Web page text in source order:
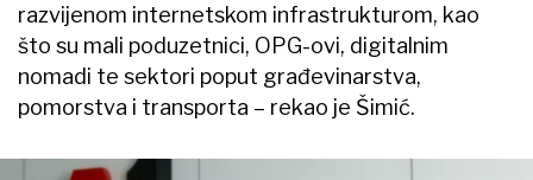
razvijenom internetskom infrastrukturom, kao
što su mali poduzetnici, OPG-ovi, digitalnim
nomadi te sektori poput građevinarstva,
pomorstva i transporta – rekao je Šimić.